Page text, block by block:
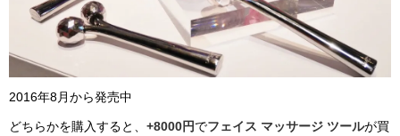
2016年8月から発売中
どちらかを購入すると、 +8000円 でフェイス マッサージ ツールが買